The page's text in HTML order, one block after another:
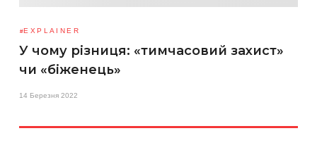
EXPLAINER
У чому різниця: «тимчасовий захист»
чи «біженець»
14 Березня 2022